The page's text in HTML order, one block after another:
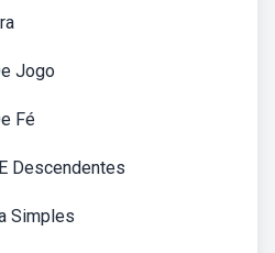
Jogo
Fé
Descendentes
Simples